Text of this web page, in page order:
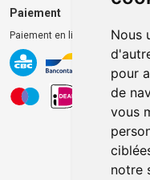
Nous
pour
de
vous
notre
Paiement
Paiement en ligne 100%